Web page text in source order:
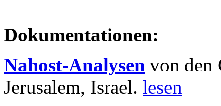
Dokumentationen:
Nahost-Analysen von den
Jerusalem, Israel. lesen